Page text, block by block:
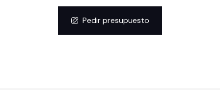
Pedir presupuesto